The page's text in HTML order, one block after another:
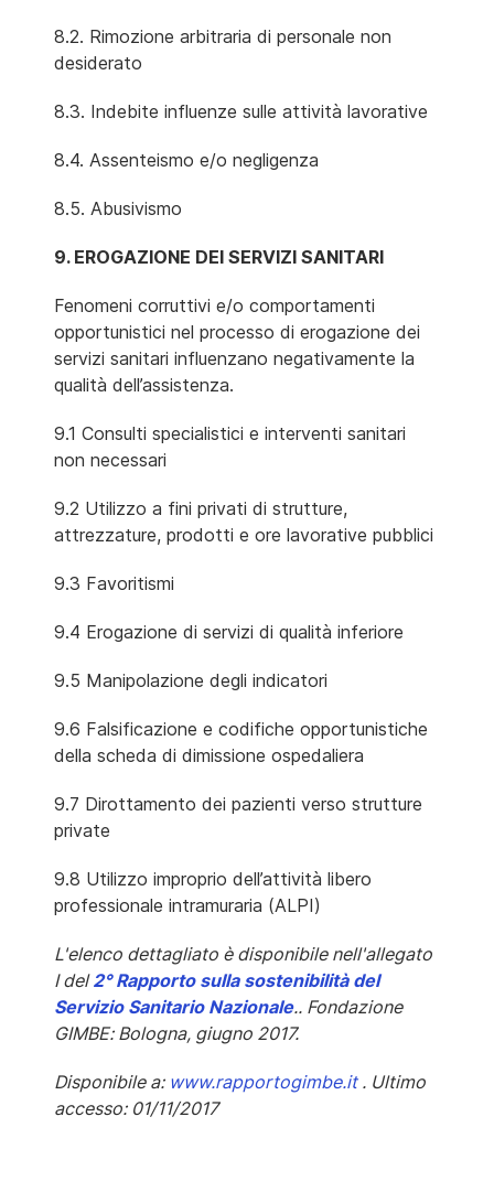
8.2. Rimozione arbitraria di personale non
desiderato
8.3. Indebite influenze sulle attività lavorative
8.4. Assenteismo e/o negligenza
8.5. Abusivismo
9. EROGAZIONE DEI SERVIZI SANITARI
Fenomeni corruttivi e/o comportamenti
opportunistici nel processo di erogazione dei
servizi sanitari influenzano negativamente la
qualità dell’assistenza.
9.1 Consulti specialistici e interventi sanitari
non necessari
9.2 Utilizzo a fini privati di strutture,
attrezzature, prodotti e ore lavorative pubblici
9.3 Favoritismi
9.4 Erogazione di servizi di qualità inferiore
9.5 Manipolazione degli indicatori
9.6 Falsificazione e codifiche opportunistiche
della scheda di dimissione ospedaliera
9.7 Dirottamento dei pazienti verso strutture
private
9.8 Utilizzo improprio dell’attività libero
professionale intramuraria (ALPI)
L'elenco dettagliato è disponibile nell'allegato
I del2° Rapporto sulla sostenibilità del
Servizio Sanitario Nazionale.. Fondazione
GIMBE: Bologna, giugno 2017.
Disponibile a: www.rapportogimbe.it. Ultimo
accesso: 01/11/2017